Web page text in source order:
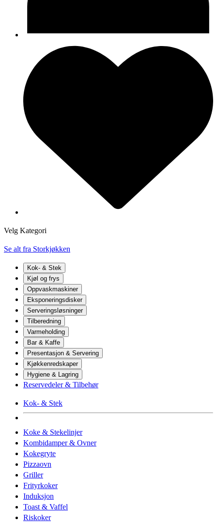
Velg Kategori
Se alt fra Storkjøkken
Kok- & Stek
Kjøl og frys
Oppvaskmaskiner
Eksponeringsdisker
Serveringsløsninger
Tilberedning
Varmeholding
Bar & Kaffe
Presentasjon & Servering
Kjøkkenredskaper
Hygiene & Lagring
Reservedeler & Tilbehør
Kok- & Stek
Koke & Stekelinjer
Kombidamper & Ovner
Kokegryte
Pizzaovn
Griller
Frityrkoker
Induksjon
Toast & Vaffel
Riskoker